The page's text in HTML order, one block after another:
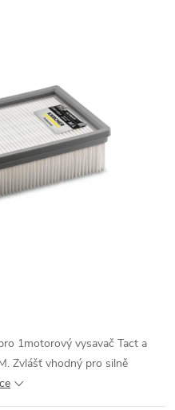
1motorový vysavač Tact a
Zvlášť vhodný pro silně